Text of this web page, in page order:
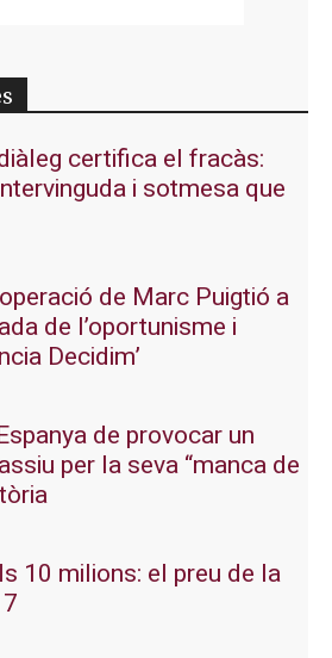
certifica el fracàs:
i sotmesa que
de Marc Puigtió a
de l’oportunisme i
Decidim’
de provocar un
per la seva “manca de
10 milions: el preu de la